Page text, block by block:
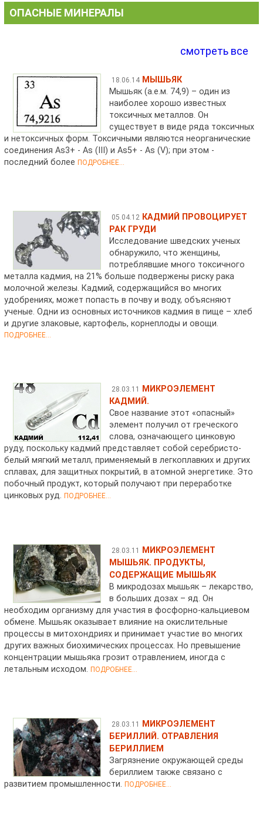
ОПАСНЫЕ МИНЕРАЛЫ
смотреть все
18.06.14 МЫШЬЯК
Мышьяк (а.е.м. 74,9) – один из
наиболее хорошо известных
токсичных металлов. Он
существует в виде ряда токсичных
и нетоксичных форм. Токсичными являются неорганические
соединения As3+ - As (III) и As5+ - As (V); при этом -
последний болееПОДРОБНЕЕ...
05.04.12 КАДМИЙ ПРОВОЦИРУЕТ
РАК ГРУДИ
Исследование шведских ученых
обнаружило, что женщины,
потреблявшие много токсичного
металла кадмия, на 21% больше подвержены риску рака
молочной железы. Кадмий, содержащийся во многих
удобрениях, может попасть в почву и воду, объясняют
ученые. Одни из основных источников кадмия в пище – хлеб
и другие злаковые, картофель, корнеплоды и овощи.
ПОДРОБНЕЕ...
28.03.11
МИКРОЭЛЕМЕНТ
КАДМИЙ.
Свое название этот «опасный»
элемент получил от греческого
слова, означающего цинковую
руду, поскольку кадмий представляет собой серебристо-
белый мягкий металл, применяемый в легкоплавких и других
сплавах, для защитных покрытий, в атомной энергетике. Это
побочный продукт, который получают при переработке
цинковых руд.ПОДРОБНЕЕ...
28.03.11
МИКРОЭЛЕМЕНТ
МЫШЬЯК. ПРОДУКТЫ,
СОДЕРЖАЩИЕ МЫШЬЯК
В микродозах мышьяк – лекарство,
в больших дозах – яд. Он
необходим организму для участия в фосфорно-кальциевом
обмене. Мышьяк оказывает влияние на окислительные
процессы в митохондриях и принимает участие во многих
других важных биохимических процессах. Но превышение
концентрации мышьяка грозит отравлением, иногда с
летальным исходом.ПОДРОБНЕЕ...
28.03.11
МИКРОЭЛЕМЕНТ
БЕРИЛЛИЙ. ОТРАВЛЕНИЯ
БЕРИЛЛИЕМ
Загрязнение окружающей среды
бериллием также связано с
развитием промышленности.ПОДРОБНЕЕ...